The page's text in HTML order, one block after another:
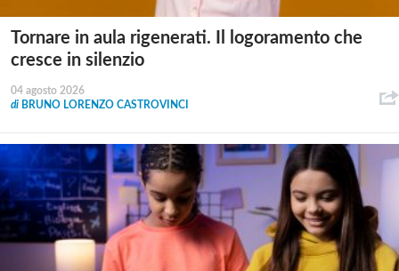
Tornare in aula rigenerati. Il logoramento che
cresce in silenzio
04 agosto 2026
di BRUNO LORENZO CASTROVINCI